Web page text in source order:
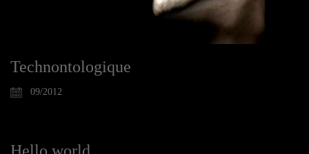
Technontologique
09/2012
Hello world